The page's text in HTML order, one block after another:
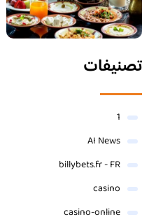
تصنيفات
1
AI News
billybets.fr - FR
casino
casino-online